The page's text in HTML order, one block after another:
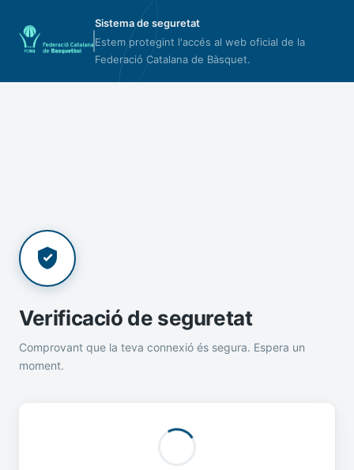
Sistema de seguretat
Estem protegint l'accés al web oficial de la
Federació Catalana de Bàsquet.
Verificació de seguretat
Comprovant que la teva connexió és segura. Espera un
moment.